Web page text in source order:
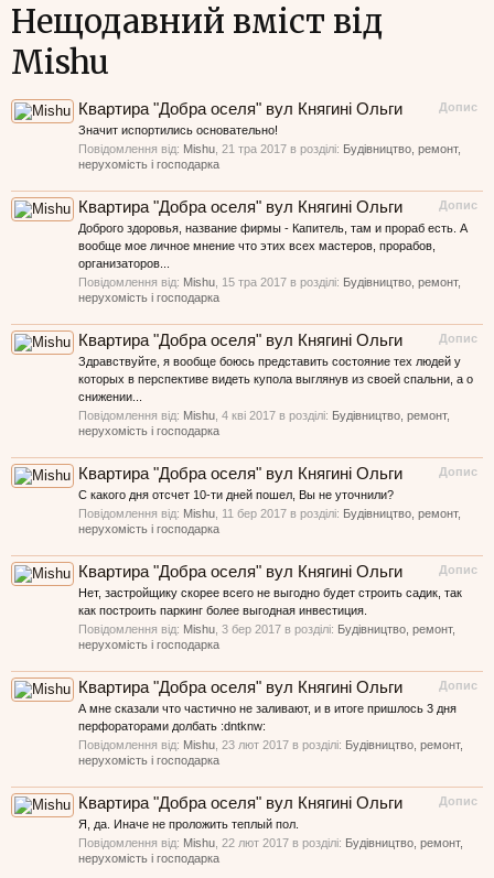
Нещодавний вміст від
Mishu
Допис
Квартира "Добра оселя" вул Княгині Ольги
Значит испортились основательно!
Повідомлення від: Mishu 21 тра 2017 в розділі: Будівництво, ремонт,
нерухомість і господарка
Допис
Квартира "Добра оселя" вул Княгині Ольги
Доброго здоровья, название фирмы - Капитель, там и прораб есть. А
вообще мое личное мнение что этих всех мастеров, прорабов,
организаторов...
Повідомлення від: Mishu 15 тра 2017 в розділі: Будівництво, ремонт,
нерухомість і господарка
Допис
Квартира "Добра оселя" вул Княгині Ольги
Здравствуйте, я вообще боюсь представить состояние тех людей у
которых в перспективе видеть купола выглянув из своей спальни, а о
снижении...
Повідомлення від: Mishu 4 кві 2017 в розділі: Будівництво, ремонт,
нерухомість і господарка
Допис
Квартира "Добра оселя" вул Княгині Ольги
С какого дня отсчет 10-ти дней пошел, Вы не уточнили?
Повідомлення від: Mishu 11 бер 2017 в розділі: Будівництво, ремонт,
нерухомість і господарка
Допис
Квартира "Добра оселя" вул Княгині Ольги
Нет, застройщику скорее всего не выгодно будет строить садик, так
как построить паркинг более выгодная инвестиция.
Повідомлення від: Mishu 3 бер 2017 в розділі: Будівництво, ремонт,
нерухомість і господарка
Допис
Квартира "Добра оселя" вул Княгині Ольги
А мне сказали что частично не заливают, и в итоге пришлось 3 дня
перфораторами долбать :dntknw:
Повідомлення від: Mishu 23 лют 2017 в розділі: Будівництво, ремонт,
нерухомість і господарка
Допис
Квартира "Добра оселя" вул Княгині Ольги
Я, да. Иначе не проложить теплый пол.
Повідомлення від: Mishu 22 лют 2017 в розділі: Будівництво, ремонт,
нерухомість і господарка